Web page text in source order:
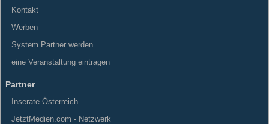
Kontakt
Werben
System Partner werden
eine Veranstaltung eintragen
Partner
Inserate Österreich
JetztMedien.com - Netzwerk